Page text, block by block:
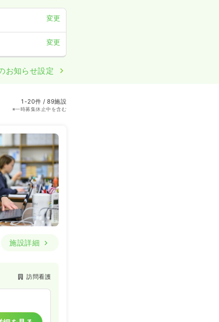
変更
変更
お知らせ設定
1-20件 / 89施設
※一時募集休止中を含む
施設詳細
訪問看護